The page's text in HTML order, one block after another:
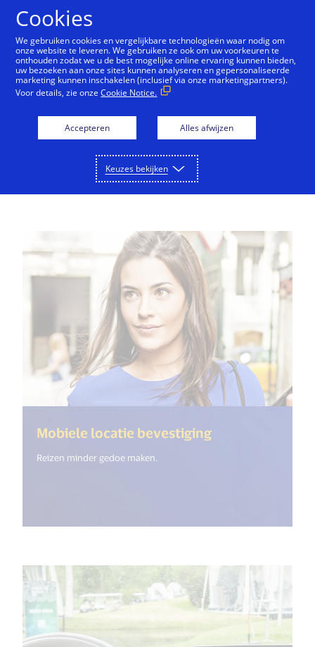
Visa Miami Innovation Center Inside Innovation
Technologie
Mobiele locatie bevestiging(<%=
Reizen minder gedoe maken.
Cookies
We gebruiken cookies en vergelijkbare technologieën waar nodig om
onze website te leveren. We gebruiken ze ook om uw voorkeuren te
onthouden zodat we u de best mogelijke online ervaring kunnen bieden,
uw bezoeken aan onze sites kunnen analyseren en gepersonaliseerde
marketing kunnen inschakelen (inclusief via onze marketingpartners).
Voor details, zie onzeCookie Notice.
Accepteren Alles afwijzen
Keuzes bekijken